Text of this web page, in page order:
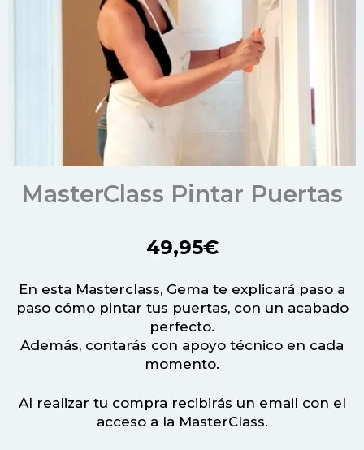
MasterClass Pintar Puertas
49,95€
En esta Masterclass, Gema te explicará paso a
paso cómo pintar tus puertas, con un acabado
perfecto.
Además, contarás con apoyo técnico en cada
momento.
Al realizar tu compra recibirás un email con el
acceso a la MasterClass.